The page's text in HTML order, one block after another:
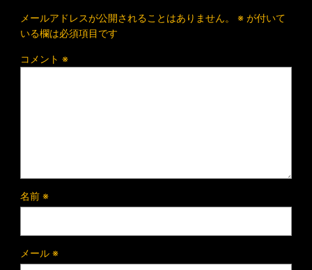
メールアドレスが公開されることはありません。 ※が付いて
いる欄は必須項目です
コメント ※
名前 ※
メール ※